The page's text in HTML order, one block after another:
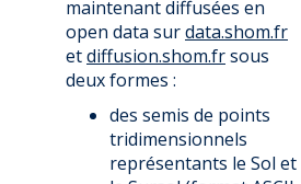
maintenant diffusées en
open data surdata.shom.fr
etdiffusion.shom.frsous
deux formes :
des semis de points
tridimensionnels
représentants le Sol et